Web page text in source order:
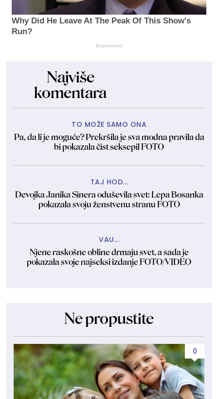
Why Did He Leave At The Peak Of This Show's
Run?
Brainberries
Najviše
komentara
TO MOŽE SAMO ONA
Pa, da li je moguće? Prekršila je sva modna pravila da
bi pokazala čist seksepil FOTO
TAJ HOD...
Devojka Janika Sinera oduševila svet: Lepa Bosanka
pokazala svoju ženstvenu stranu FOTO
VAU...
Njene raskošne obline drmaju svet, a sada je
pokazala svoje najseksi izdanje FOTO/VIDEO
Ne propustite
0